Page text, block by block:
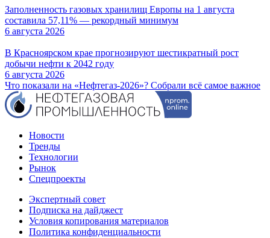
Заполненность газовых хранилищ Европы на 1 августа
составила 57,11% — рекордный минимум
6 августа 2026
В Красноярском крае прогнозируют шестикратный рост
добычи нефти к 2042 году
6 августа 2026
Что показали на «Нефтегаз-2026»? Собрали всё самое важное
Новости
Тренды
Технологии
Рынок
Спецпроекты
Экспертный совет
Подписка на дайджест
Условия копирования материалов
Политика конфиденциальности